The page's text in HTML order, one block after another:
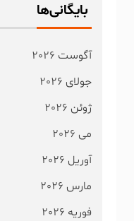
بایگانی‌ها
آگوست 2026
جولای 2026
ژوئن 2026
می 2026
آوریل 2026
مارس 2026
فوریه 2026